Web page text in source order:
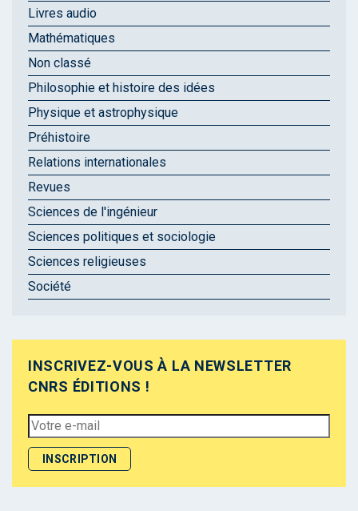
Livres audio
Mathématiques
Non classé
Philosophie et histoire des idées
Physique et astrophysique
Préhistoire
Relations internationales
Revues
Sciences de l'ingénieur
Sciences politiques et sociologie
Sciences religieuses
Société
INSCRIVEZ-VOUS À LA NEWSLETTER
CNRS ÉDITIONS !